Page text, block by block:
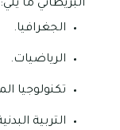
البريطاني ما يلي:
الجغرافيا.
الرياضيات.
تكنولوجيا
التربية